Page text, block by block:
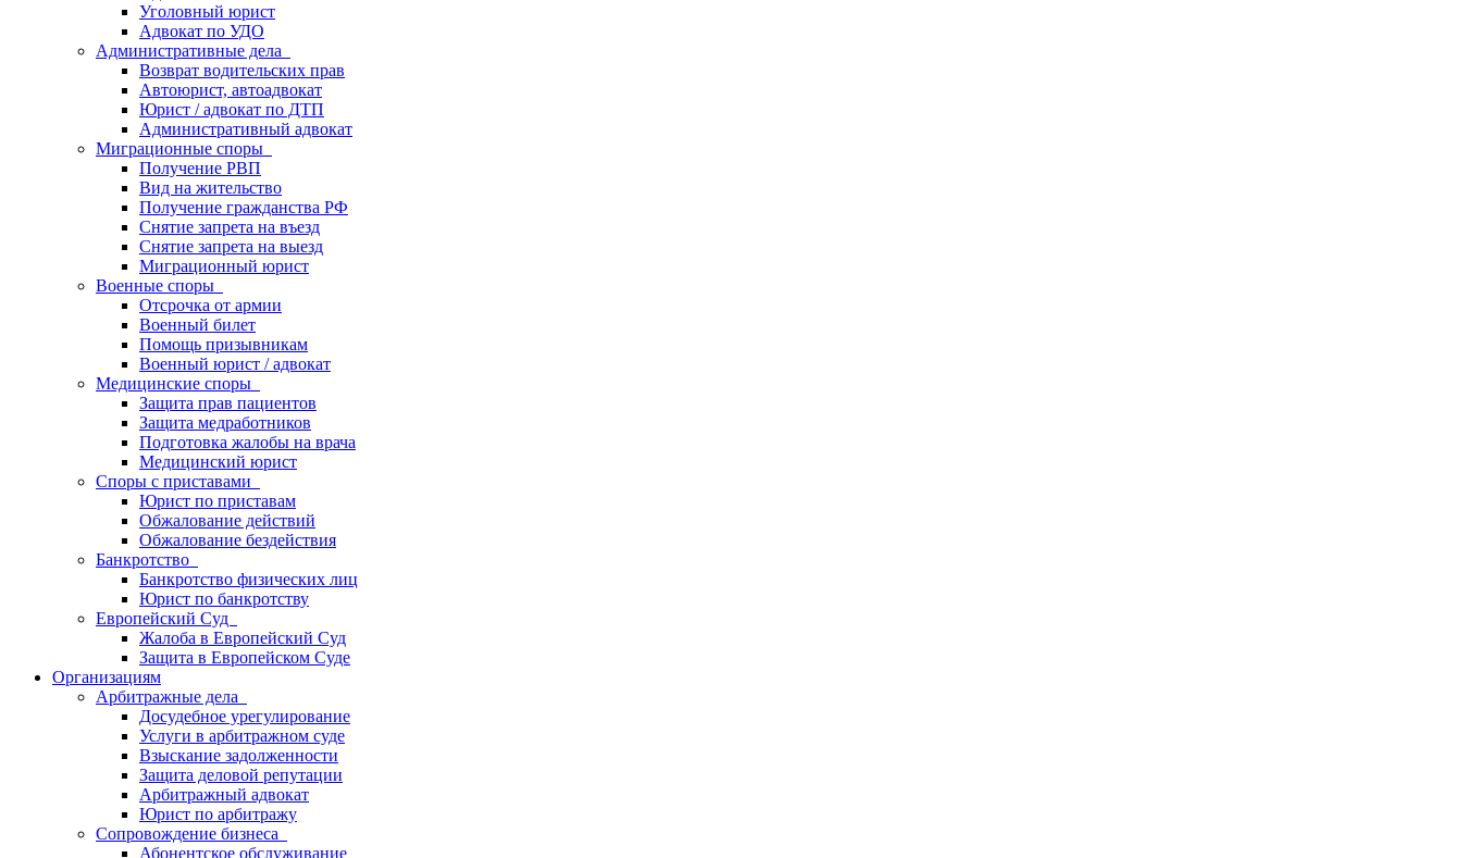
Уголовный юрист
Адвокат по УДО
Административные дела
Возврат водительских прав
Автоюрист, автоадвокат
Юрист / адвокат по ДТП
Административный адвокат
Миграционные споры
Получение РВП
Вид на жительство
Получение гражданства РФ
Снятие запрета на въезд
Снятие запрета на выезд
Миграционный юрист
Военные споры
Отсрочка от армии
Военный билет
Помощь призывникам
Военный юрист / адвокат
Медицинские споры
Защита прав пациентов
Защита медработников
Подготовка жалобы на врача
Медицинский юрист
Споры с приставами
Юрист по приставам
Обжалование действий
Обжалование бездействия
Банкротство
Банкротство физических лиц
Юрист по банкротству
Европейский Суд
Жалоба в Европейский Суд
Защита в Европейском Суде
Организациям
Арбитражные дела
Досудебное урегулирование
Услуги в арбитражном суде
Взыскание задолженности
Защита деловой репутации
Арбитражный адвокат
Юрист по арбитражу
Сопровождение бизнеса
Абонентское обслуживание